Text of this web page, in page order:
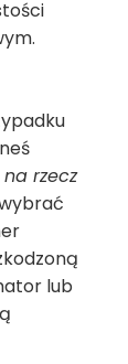
rzecz
lub